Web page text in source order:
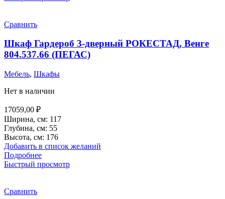
Сравнить
Шкаф Гардероб 3-дверный РОКЕСТАД, Венге
804.537.66 (ПЕГАС)
Мебель, Шкафы
Нет в наличии
17059,00 ₽
Ширина, см: 117
Глубина, см: 55
Высота, см: 176
Добавить в список желаний
Подробнее
Быстрый просмотр
Сравнить